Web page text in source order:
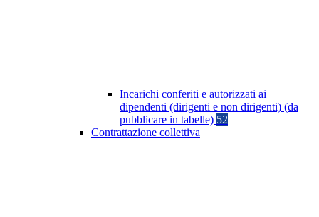
Incarichi conferiti e autorizzati ai
dipendenti (dirigenti e non dirigenti) (da
pubblicare in tabelle) 52
Contrattazione collettiva